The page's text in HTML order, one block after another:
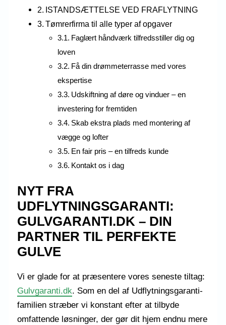
ISTANDSÆTTELSE VED FRAFLYTNING
Tømrerfirma til alle typer af opgaver
Faglært håndværk tilfredsstiller dig og
loven
Få din drømmeterrasse med vores
ekspertise
Udskiftning af døre og vinduer – en
investering for fremtiden
Skab ekstra plads med montering af
vægge og lofter
En fair pris – en tilfreds kunde
Kontakt os i dag
NYT FRA
UDFLYTNINGSGARANTI:
GULVGARANTI.DK – DIN
PARTNER TIL PERFEKTE
GULVE
Vi er glade for at præsentere vores seneste tiltag:
Gulvgaranti.dk. Som en del af Udflytningsgaranti-
familien stræber vi konstant efter at tilbyde
omfattende løsninger, der gør dit hjem endnu mere